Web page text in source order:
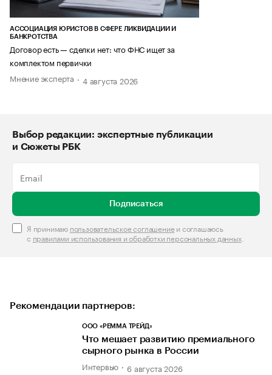
АССОЦИАЦИЯ ЮРИСТОВ В СФЕРЕ ЛИКВИДАЦИИ И
БАНКРОТСТВА
Договор есть — сделки нет: что ФНС ищет за
комплектом первички
Мнение эксперта
4 августа 2026
Выбор редакции: экспертные публикации
и Сюжеты РБК
Подписаться
Я принимаю пользовательское соглашениеи соглашаюсь
с правилами использования и обработки персональных данных.
Рекомендации партнеров:
ООО «РЕММА ТРЕЙД»
Что мешает развитию премиального
сырного рынка в России
Интервью 6 августа 2026